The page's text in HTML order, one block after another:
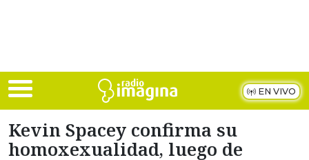
EN VIVO
Kevin Spacey confirma su
homoxexualidad, luego de